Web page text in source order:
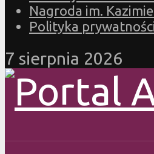
Nagroda im.
Polityka
7 sierpnia 2026